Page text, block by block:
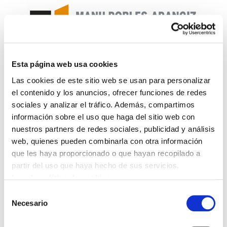
Esta página web usa cookies
Las cookies de este sitio web se usan para personalizar
el contenido y los anuncios, ofrecer funciones de redes
sociales y analizar el tráfico. Además, compartimos
información sobre el uso que haga del sitio web con
nuestros partners de redes sociales, publicidad y análisis
web, quienes pueden combinarla con otra información
que les haya proporcionado o que hayan recopilado a
partir del uso que haya hecho de sus servicios.
Necesario
Enbata + Alda! 2143
Enbata-Alda2143(234).pdf364.5 KB
A minima, mais historique.- Belges, Belges.- Le
rugby d'avant, heurs et malheurs. Pantxoa
Bimboire.- Université populaire du PAF.- Sarah
Massiah.- Belkacem Saïfi.- Le PNV négocie avec le
gouvernement espagnol.- Solidaires face au
centralisme français.- Mères exemplaires.- Zor